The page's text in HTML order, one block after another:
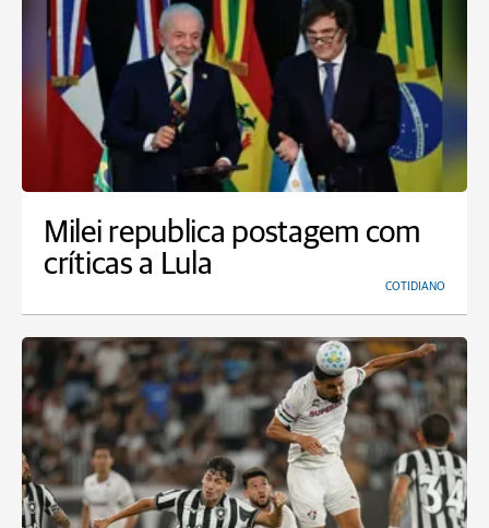
Milei republica postagem com
críticas a Lula
COTIDIANO